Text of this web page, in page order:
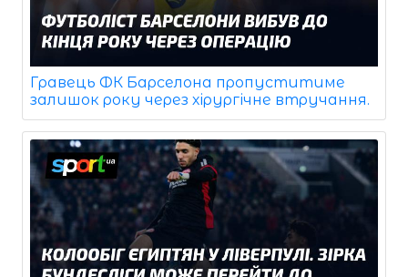
Гравець ФК Барселона пропуститиме
залишок року через хірургічне втручання.